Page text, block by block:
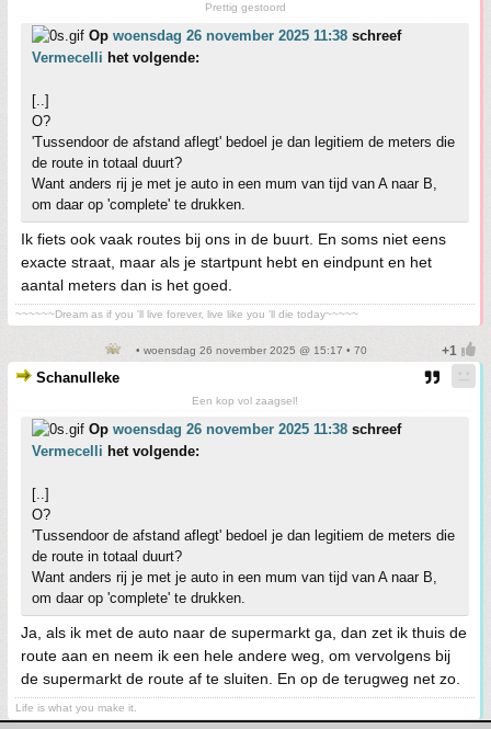
Prettig gestoord
Op woensdag 26 november 2025 11:38 schreef
Vermecelli het volgende:
[..]
O?
'Tussendoor de afstand aflegt' bedoel je dan legitiem de meters die
de route in totaal duurt?
Want anders rij je met je auto in een mum van tijd van A naar B,
om daar op 'complete' te drukken.
Ik fiets ook vaak routes bij ons in de buurt. En soms niet eens
exacte straat, maar als je startpunt hebt en eindpunt en het
aantal meters dan is het goed.
~~~~~~Dream as if you 'll live forever, live like you 'll die today~~~~~
• woensdag 26 november 2025 @ 15:17 • 70
Schanulleke
Een kop vol zaagsel!
Op woensdag 26 november 2025 11:38 schreef
Vermecelli het volgende:
[..]
O?
'Tussendoor de afstand aflegt' bedoel je dan legitiem de meters die
de route in totaal duurt?
Want anders rij je met je auto in een mum van tijd van A naar B,
om daar op 'complete' te drukken.
Ja, als ik met de auto naar de supermarkt ga, dan zet ik thuis de
route aan en neem ik een hele andere weg, om vervolgens bij
de supermarkt de route af te sluiten. En op de terugweg net zo.
Life is what you make it.